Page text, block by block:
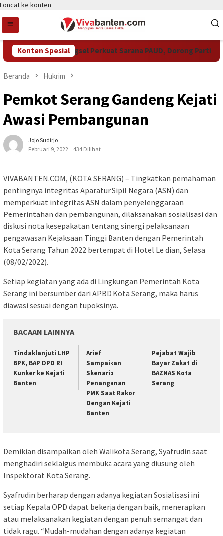
Loncat ke konten
Konten Spesial
Pemkot Tangsel Perkuat Sarana PAUD, Dorong Partisipasi
Beranda Hukrim
Pemkot Serang Gandeng Kejati
Awasi Pembangunan
Jojo Sudirjo
Februari 9, 2022
434 Dilihat
VIVABANTEN.COM, (KOTA SERANG) – Tingkatkan pemahaman
pentingnya integritas Aparatur Sipil Negara (ASN) dan
memperkuat integritas ASN dalam penyelenggaraan
Pemerintahan dan pembangunan, dilaksanakan sosialisasi dan
diskusi nota kesepakatan tentang sinergi pelaksanaan
pengawasan Kejaksaan Tinggi Banten dengan Pemerintah
Kota Serang Tahun 2022 bertempat di Hotel Le dian, Selasa
(08/02/2022).
Setiap kegiatan yang ada di Lingkungan Pemerintah Kota
Serang ini bersumber dari APBD Kota Serang, maka harus
diawasi sesuai dengan tupoksinya.
BACAAN LAINNYA
Tindaklanjuti LHP
BPK, BAP DPD RI
Kunker ke Kejati
Banten
Arief
Sampaikan
Skenario
Penanganan
PMK Saat Rakor
Dengan Kejati
Banten
Pejabat Wajib
Bayar Zakat di
BAZNAS Kota
Serang
Demikian disampaikan oleh Walikota Serang, Syafrudin saat
menghadiri seklaigus membuka acara yang diusung oleh
Inspektorat Kota Serang.
Syafrudin berharap dengan adanya kegiatan Sosialisasi ini
setiap Kepala OPD dapat bekerja dengan baik, menerapkan
atau melaksanakan kegiatan dengan penuh semangat dan
tidak ragu. “Mudah-mudahan dengan adanya kegiatan